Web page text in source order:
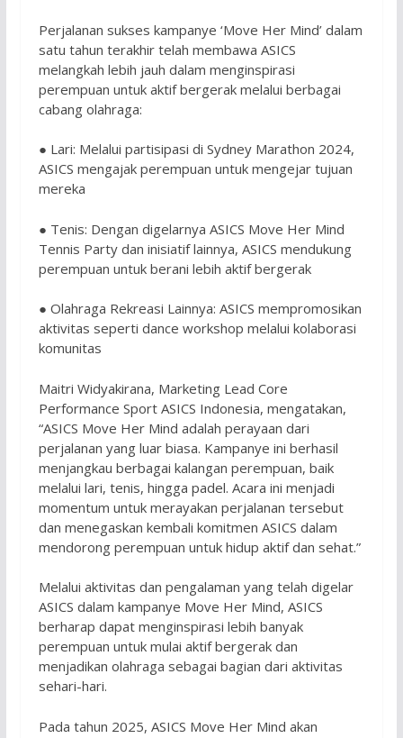
Perjalanan sukses kampanye ‘Move Her Mind’ dalam
satu tahun terakhir telah membawa ASICS
melangkah lebih jauh dalam menginspirasi
perempuan untuk aktif bergerak melalui berbagai
cabang olahraga:
● Lari: Melalui partisipasi di Sydney Marathon 2024,
ASICS mengajak perempuan untuk mengejar tujuan
mereka
● Tenis: Dengan digelarnya ASICS Move Her Mind
Tennis Party dan inisiatif lainnya, ASICS mendukung
perempuan untuk berani lebih aktif bergerak
● Olahraga Rekreasi Lainnya: ASICS mempromosikan
aktivitas seperti dance workshop melalui kolaborasi
komunitas
Maitri Widyakirana, Marketing Lead Core
Performance Sport ASICS Indonesia, mengatakan,
“ASICS Move Her Mind adalah perayaan dari
perjalanan yang luar biasa. Kampanye ini berhasil
menjangkau berbagai kalangan perempuan, baik
melalui lari, tenis, hingga padel. Acara ini menjadi
momentum untuk merayakan perjalanan tersebut
dan menegaskan kembali komitmen ASICS dalam
mendorong perempuan untuk hidup aktif dan sehat.”
Melalui aktivitas dan pengalaman yang telah digelar
ASICS dalam kampanye Move Her Mind, ASICS
berharap dapat menginspirasi lebih banyak
perempuan untuk mulai aktif bergerak dan
menjadikan olahraga sebagai bagian dari aktivitas
sehari-hari.
Pada tahun 2025, ASICS Move Her Mind akan